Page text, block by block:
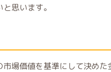
思います。
場価値を基準にして決めた